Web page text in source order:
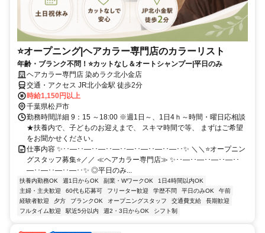
⭐オープニング|ヘアカラー専門店のカラーリスト
年齢・ブランク不問！⭐カットなし＆オートシャンプー|平日のみ
ヘアカラー専門店 染めラク北小金店
交通・アクセス JR北小金駅 徒歩2分
時給1,150円以上
千葉県松戸市
勤務時間詳細 9：15 ～18:00 ※週1日～、1日4ｈ～時間・曜日応相談
★扶養内で、子どものお迎えまで、 スキマ時間で等、 まずはご希望
をお聞かせください。
仕事内容 ✨･･―･･―･･―･･―･･―･･―･･―･･―･･✨ ＼＼⭐オープニン
グスタッフ募集⭐／／ ≪ヘアカラー専門店≫ ✨･･―･･―･･―･･―･･
―･･―･･―･･―･･✨ ◎平日のみ...
扶養内勤務OK 週1日からOK 副業・WワークOK
1日4時間以内OK
主婦・主夫歓迎
60代も応募可 フリーター歓迎 学歴不問 平日のみOK
午前
経験者歓迎
夕方 ブランクOK オープニングスタッフ 交通費支給
長期歓迎
フルタイム歓迎
駅近5分以内 週2・3日からOK シフト制